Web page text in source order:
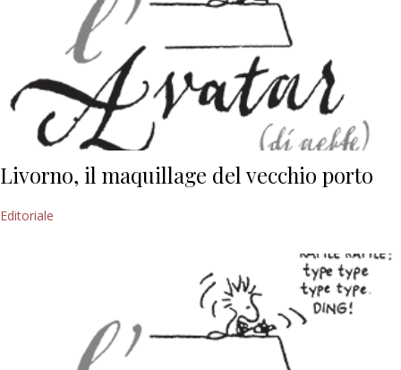
Livorno, il maquillage del vecchio porto
Editoriale